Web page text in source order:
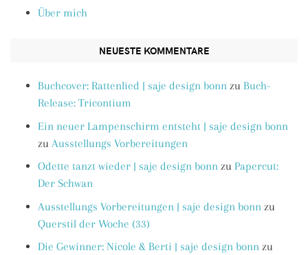
Über mich
NEUESTE KOMMENTARE
Buchcover: Rattenlied | saje design bonn zu Buch-
Release: Tricontium
Ein neuer Lampenschirm entsteht | saje design bonn
zu Ausstellungs Vorbereitungen
Odette tanzt wieder | saje design bonn zu Papercut:
Der Schwan
Ausstellungs Vorbereitungen | saje design bonn zu
Querstil der Woche (33)
Die Gewinner: Nicole & Berti | saje design bonn zu